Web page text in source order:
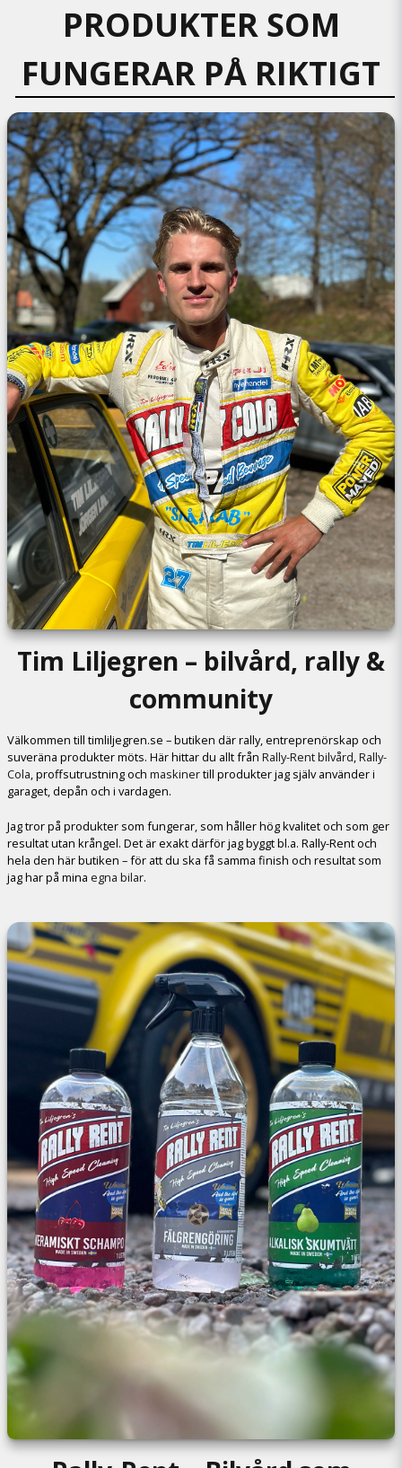
PRODUKTER SOM
FUNGERAR PÅ RIKTIGT
Tim Liljegren – bilvård, rally &
community
Välkommen till timliljegren.se – butiken där rally, entreprenörskap och
suveräna produkter möts. Här hittar du allt från Rally-Rent bilvård,Rally-
Cola, proffsutrustning och maskinertill produkter jag själv använder i
garaget, depån och i vardagen.
Jag tror på produkter som fungerar, som håller hög kvalitet och som ger
resultat utan krångel. Det är exakt därför jag byggt bl.a. Rally-Rent och
hela den här butiken – för att du ska få samma finish och resultat som
jag har på mina egna bilar.